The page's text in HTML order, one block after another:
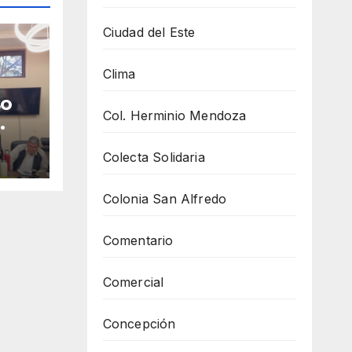
Ciudad del Este
Clima
Col. Herminio Mendoza
Colecta Solidaria
Colonia San Alfredo
Comentario
Comercial
Concepción